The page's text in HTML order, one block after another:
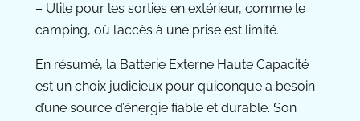
– Utile pour les sorties en extérieur, comme le
camping, où l’accès à une prise est limité.
En résumé, la Batterie Externe Haute Capacité
est un choix judicieux pour quiconque a besoin
d’une source d’énergie fiable et durable. Son